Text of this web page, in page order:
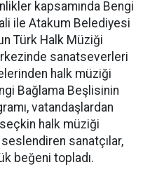
kapsamında Bengi
ile Atakum Belediyesi
Türk Halk Müziği
sanatseverleri
halk müziği
Bağlama Beşlisinin
vatandaşlardan
halk müziği
sanatçılar,
beğeni topladı.